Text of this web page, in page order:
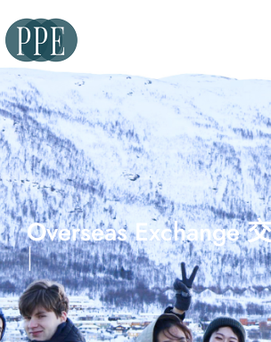
Overseas Exchange 交